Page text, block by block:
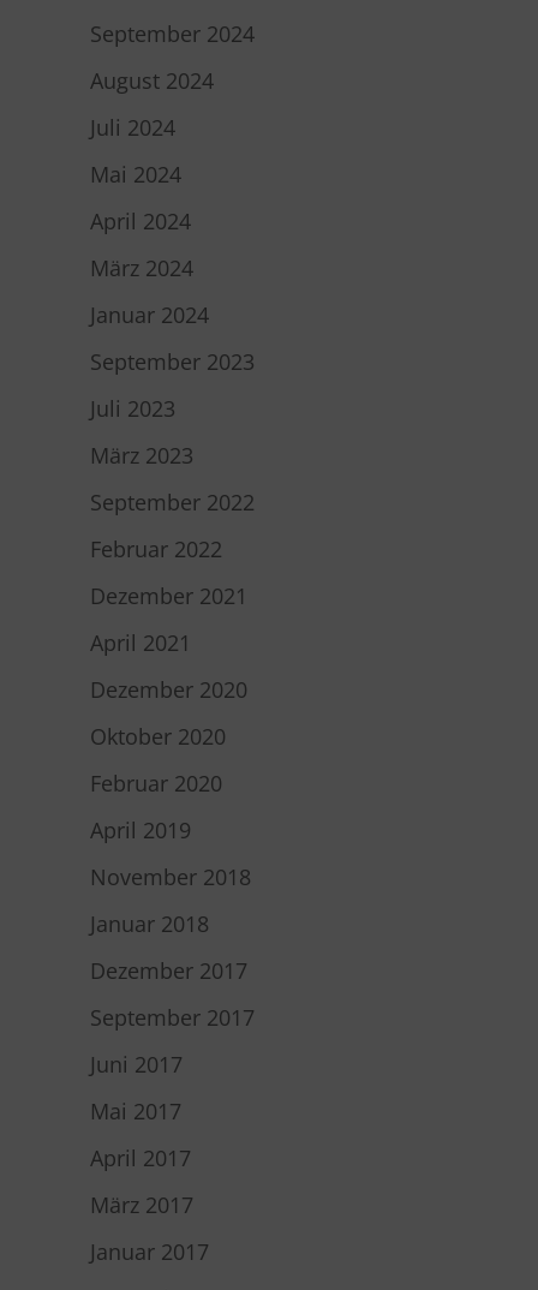
September 2024
August 2024
Juli 2024
Mai 2024
April 2024
März 2024
Januar 2024
September 2023
Juli 2023
März 2023
September 2022
Februar 2022
Dezember 2021
April 2021
Dezember 2020
Oktober 2020
Februar 2020
April 2019
November 2018
Januar 2018
Dezember 2017
September 2017
Juni 2017
Mai 2017
April 2017
März 2017
Januar 2017